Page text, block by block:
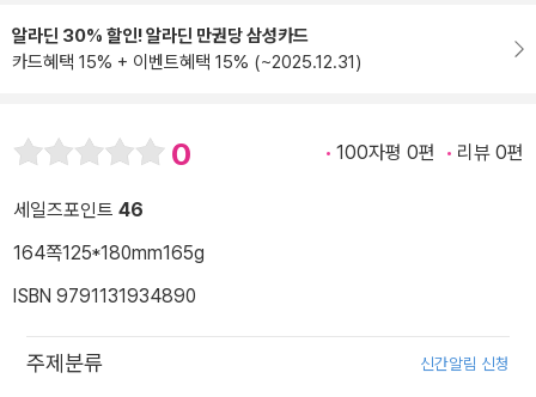
알라딘 30% 할인! 알라딘 만권당 삼성카드
카드혜택 15% + 이벤트혜택 15% (~2025.12.31)
0 100자평 0편 리뷰 0편
세일즈포인트 46
164쪽125*180mm165g
ISBN 9791131934890
주제분류 신간알림 신청